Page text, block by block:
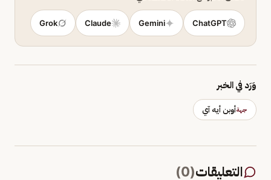
ChatGPT
Gemini
Claude
Grok
وَرَد في الخبر
جهةأوبن أيه آي
التعليقات(
0
)